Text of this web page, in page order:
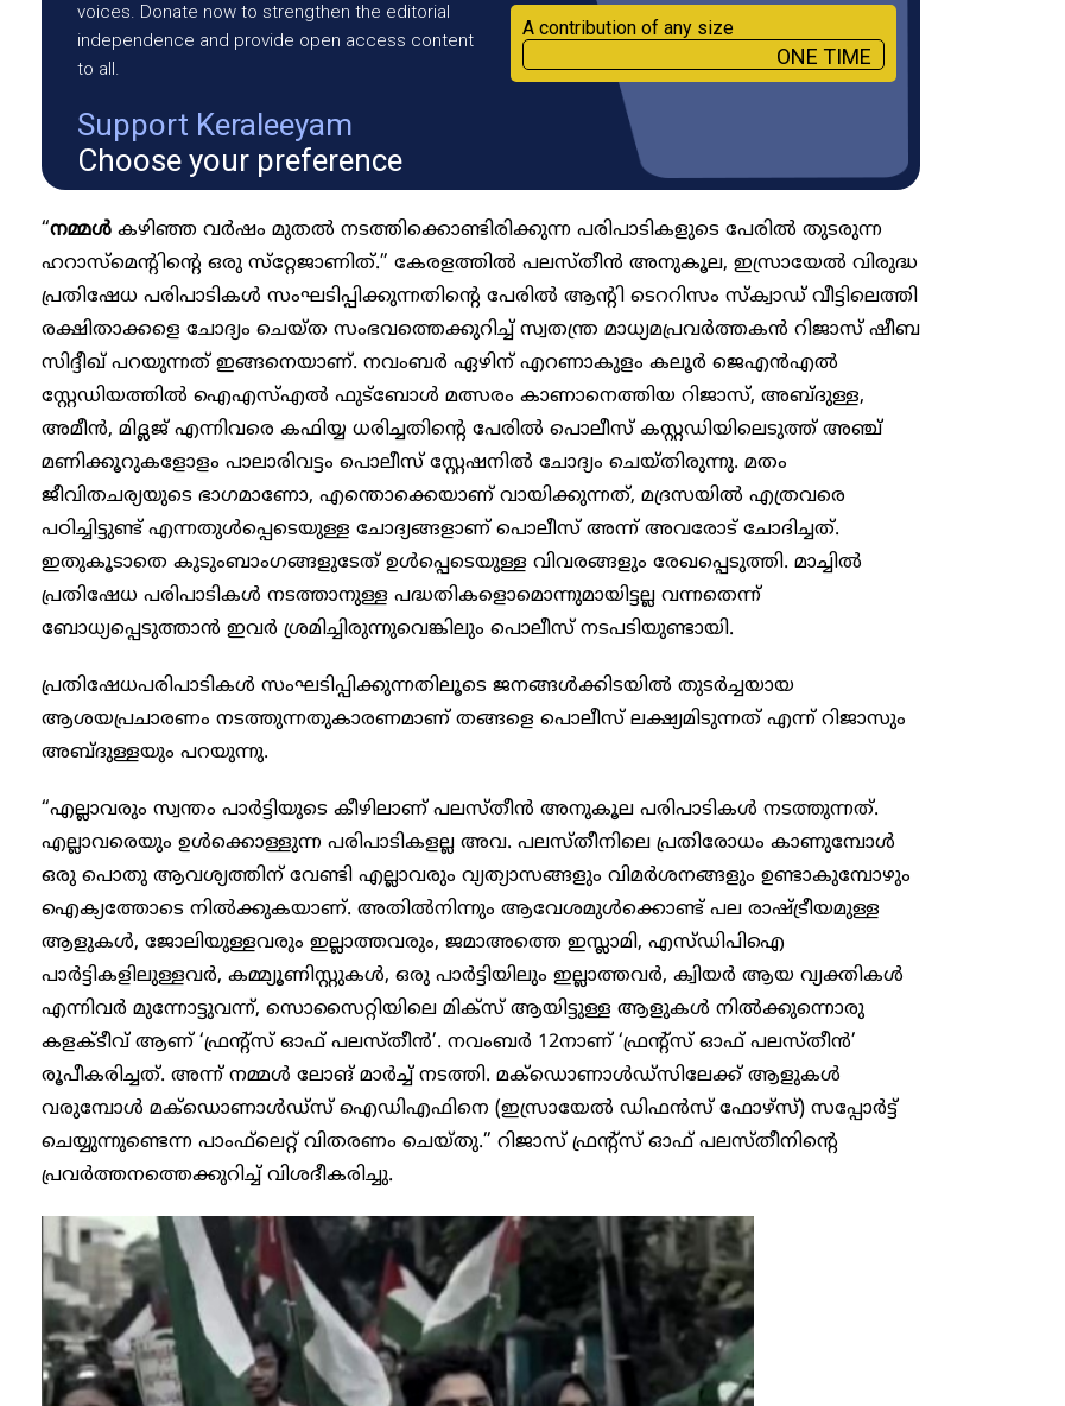
voices. Donate now to strengthen the editorial
independence and provide open access content
to all.
Support Keraleeyam
Choose your preference
A contribution of any size
ONE TIME
“നമ്മൾ കഴിഞ്ഞ വർഷം മുതൽ നടത്തിക്കൊണ്ടിരിക്കുന്ന പരിപാടികളുടെ പേരിൽ തുടരുന്ന
ഹറാസ്‌മെന്റിന്റെ ഒരു സ്‌റ്റേജാണിത്.” കേരളത്തിൽ പലസ്തീൻ അനുകൂല, ഇസ്രായേൽ വിരുദ്ധ
പ്രതിഷേധ പരിപാടികൾ സംഘടിപ്പിക്കുന്നതിന്റെ പേരിൽ ആന്റി ടെററിസം സ്ക്വാഡ് വീട്ടിലെത്തി
രക്ഷിതാക്കളെ ചോദ്യം ചെയ്ത സംഭവത്തെക്കുറിച്ച് സ്വതന്ത്ര മാധ്യമപ്രവർത്തകൻ റിജാസ് ഷീബ
സിദ്ദീഖ് പറയുന്നത് ഇങ്ങനെയാണ്. നവംബർ ഏഴിന് എറണാകുളം കലൂർ ജെഎൻഎൽ
സ്റ്റേഡിയത്തിൽ ഐഎസ്എൽ ഫുട്ബോൾ മത്സരം കാണാനെത്തിയ റിജാസ്, അബ്ദുള്ള,
അമീൻ, മിദ്ലജ് എന്നിവരെ കഫിയ്യ ധരിച്ചതിന്റെ പേരിൽ പൊലീസ് കസ്റ്റഡിയിലെടുത്ത് അഞ്ച്
മണിക്കൂറുകളോളം പാലാരിവട്ടം പൊലീസ് സ്റ്റേഷനിൽ ചോദ്യം ചെയ്തിരുന്നു. മതം
ജീവിതചര്യയുടെ ഭാഗമാണോ, എന്തൊക്കെയാണ് വായിക്കുന്നത്, മദ്രസയിൽ എത്രവരെ
പഠിച്ചിട്ടുണ്ട് എന്നതുൾപ്പെടെയുള്ള ചോദ്യങ്ങളാണ് പൊലീസ് അന്ന് അവരോട് ചോദിച്ചത്.
ഇതുകൂടാതെ കുടുംബാംഗങ്ങളുടേത് ഉൾപ്പെടെയുള്ള വിവരങ്ങളും രേഖപ്പെടുത്തി. മാച്ചിൽ
പ്രതിഷേധ പരിപാടികൾ നടത്താനുള്ള പദ്ധതികളൊമൊന്നുമായിട്ടല്ല വന്നതെന്ന്
ബോധ്യപ്പെടുത്താൻ ഇവർ ശ്രമിച്ചിരുന്നുവെങ്കിലും പൊലീസ് നടപടിയുണ്ടായി.
പ്രതിഷേധപരിപാടികൾ സംഘടിപ്പിക്കുന്നതിലൂടെ ജനങ്ങൾക്കിടയിൽ തുടർച്ചയായ
ആശയപ്രചാരണം നടത്തുന്നതുകാരണമാണ് തങ്ങളെ പൊലീസ് ലക്ഷ്യമിടുന്നത് എന്ന് റിജാസും
അബ്ദുള്ളയും പറയുന്നു.
“എല്ലാവരും സ്വന്തം പാർട്ടിയുടെ കീഴിലാണ് പലസ്തീൻ അനുകൂല പരിപാടികൾ നടത്തുന്നത്.
എല്ലാവരെയും ഉൾക്കൊള്ളുന്ന പരിപാടികളല്ല അവ. പലസ്തീനിലെ പ്രതിരോധം കാണുമ്പോൾ
ഒരു പൊതു ആവശ്യത്തിന് വേണ്ടി എല്ലാവരും വ്യത്യാസങ്ങളും വിമർശനങ്ങളും ഉണ്ടാകുമ്പോഴും
ഐക്യത്തോടെ നിൽക്കുകയാണ്. അതിൽനിന്നും ആവേശമുൾക്കൊണ്ട് പല രാഷ്ട്രീയമുള്ള
ആളുകൾ, ജോലിയുള്ളവരും ഇല്ലാത്തവരും, ജമാഅത്തെ ഇസ്ലാമി, എസ്ഡിപിഐ
പാർട്ടികളിലുള്ളവർ, കമ്മ്യൂണിസ്റ്റുകൾ, ഒരു പാർട്ടിയിലും ഇല്ലാത്തവർ, ക്വിയർ ആയ വ്യക്തികൾ
എന്നിവർ മുന്നോട്ടുവന്ന്, സൊസൈറ്റിയിലെ മിക്‌സ് ആയിട്ടുള്ള ആളുകൾ നിൽക്കുന്നൊരു
കളക്ടീവ് ആണ് ‘ഫ്രന്റ്സ് ഓഫ് പലസ്തീൻ’. നവംബർ 12നാണ് ‘ഫ്രന്റ്സ് ഓഫ് പലസ്തീൻ’
രൂപീകരിച്ചത്. അന്ന് നമ്മൾ ലോങ് മാർച്ച് നടത്തി. മക്‌ഡൊണാൾഡ്‌സിലേക്ക് ആളുകൾ
വരുമ്പോൾ മക്‌ഡൊണാൾഡ്‌സ് ഐഡിഎഫിനെ (ഇസ്രായേൽ ഡിഫൻസ് ഫോഴ്സ്) സപ്പോർട്ട്
ചെയ്യുന്നുണ്ടെന്ന പാംഫ്‌ലെറ്റ് വിതരണം ചെയ്തു.” റിജാസ് ഫ്രന്റ്സ് ഓഫ് പലസ്തീനിന്റെ
പ്രവർത്തനത്തെക്കുറിച്ച് വിശദീകരിച്ചു.